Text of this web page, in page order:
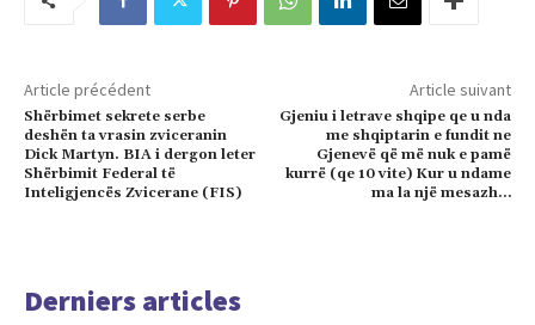
Article précédent
Shërbimet sekrete serbe
deshën ta vrasin zviceranin
Dick Martyn. BIA i dergon leter
Shërbimit Federal të
Inteligjencës Zvicerane (FIS)
Article suivant
Gjeniu i letrave shqipe qe u nda
me shqiptarin e fundit ne
Gjenevë që më nuk e pamë
kurrë (qe 10 vite) Kur u ndame
ma la një mesazh…
Derniers articles